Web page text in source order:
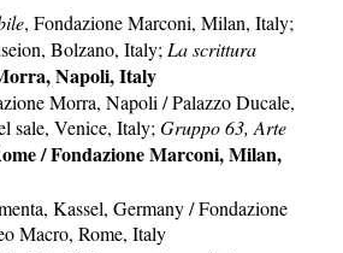
, Fondazione Marconi, Milan, Italy;
Bolzano, Italy; La scrittura
Napoli, Italy
Morra, Napoli / Palazzo Ducale,
sale, Venice, Italy; Gruppo 63, Arte
/ Fondazione Marconi, Milan,
Kassel, Germany / Fondazione
Macro, Rome, Italy